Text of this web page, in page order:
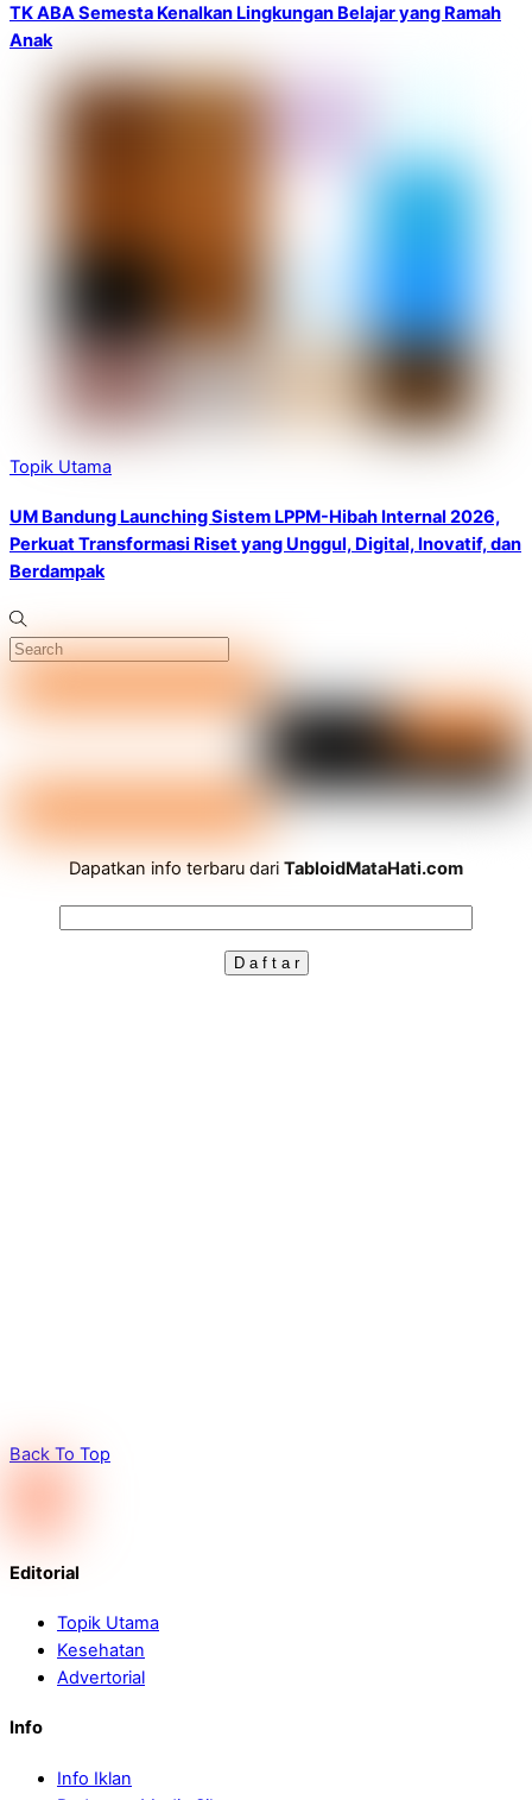
TK ABA Semesta Kenalkan Lingkungan Belajar yang Ramah
Anak
Topik Utama
UM Bandung Launching Sistem LPPM-Hibah Internal 2026,
Perkuat Transformasi Riset yang Unggul, Digital, Inovatif, dan
Berdampak
Dapatkan info terbaru dari TabloidMataHati.com
Back To Top
Editorial
Topik Utama
Kesehatan
Advertorial
Info
Info Iklan